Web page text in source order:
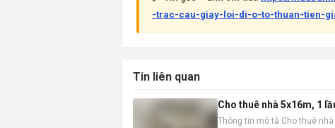
-trac-cau-giay-loi-di-o-to-thuan-tien-
Tin liên quan
Cho thuê nhà 5x16m, 1
Thông tin mô tả Cho thuê